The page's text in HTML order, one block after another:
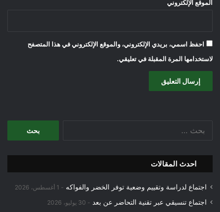
الموقع الإلكتروني
احفظ اسمي، بريدي الإلكتروني، والموقع الإلكتروني في هذا المتصفح
لاستخدامها المرة المقبلة في تعليقي.
احدث المقالات
اجتماع لدراسة وتقييم وضعية توفر الخضر والفواكه 1 أغسطس، 2026
اجتماع تنسيقي عبر تقنية التحاضر عن بعد 30 يوليو، 2026